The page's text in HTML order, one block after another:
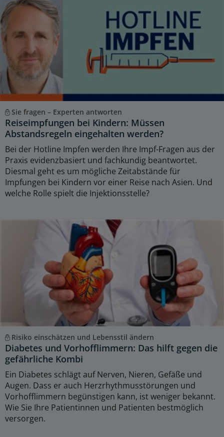
Sie fragen – Experten antworten
Reiseimpfungen bei Kindern: Müssen
Abstandsregeln eingehalten werden?
Bei der Hotline Impfen werden Ihre Impf-Fragen aus der
Praxis evidenzbasiert und fachkundig beantwortet.
Diesmal geht es um mögliche Zeitabstände für
Impfungen bei Kindern vor einer Reise nach Asien. Und
welche Rolle spielt die Injektionsstelle?
Risiko einschätzen und Lebensstil ändern
Diabetes und Vorhofflimmern: Das hilft gegen die
gefährliche Kombi
Ein Diabetes schlägt auf Nerven, Nieren, Gefäße und
Augen. Dass er auch Herzrhythmusstörungen und
Vorhofflimmern begünstigen kann, ist weniger bekannt.
Wie Sie Ihre Patientinnen und Patienten bestmöglich
versorgen.